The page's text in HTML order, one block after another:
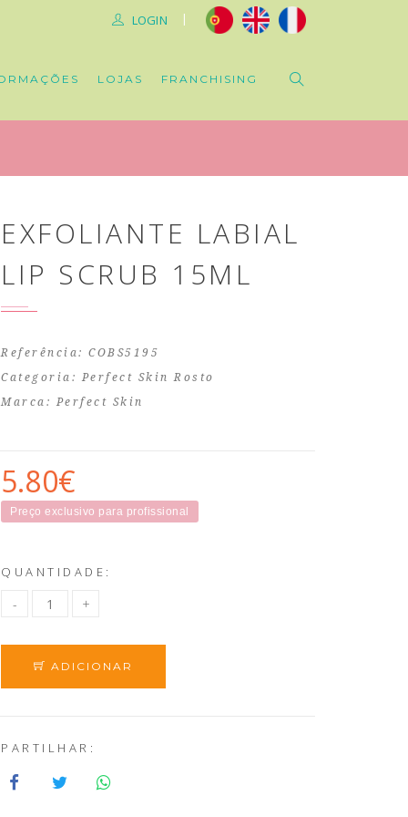
|
LOGIN
LOJAS FRANCHISING
EXFOLIANTE LABIAL
LIP SCRUB 15ML
Referência: COBS5195
Categoria: Perfect Skin Rosto
Marca: Perfect Skin
5.80€
Preço exclusivo para profissional
QUANTIDADE:
ADICIONAR
PARTILHAR: